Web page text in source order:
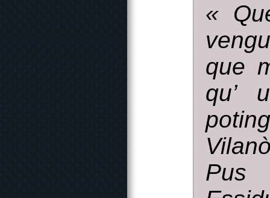
«
que
qu’
Pus